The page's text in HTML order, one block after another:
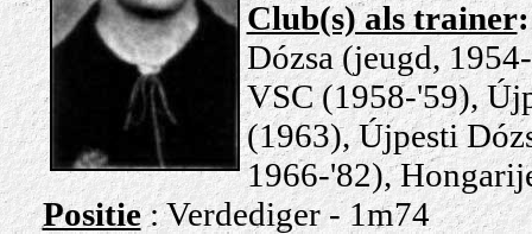
Club(s) als trainer
Dózsa (jeugd,
VSC (1958-'59),
(1963), Újpesti
1966-'82),
Positie : Verdediger - 1m74